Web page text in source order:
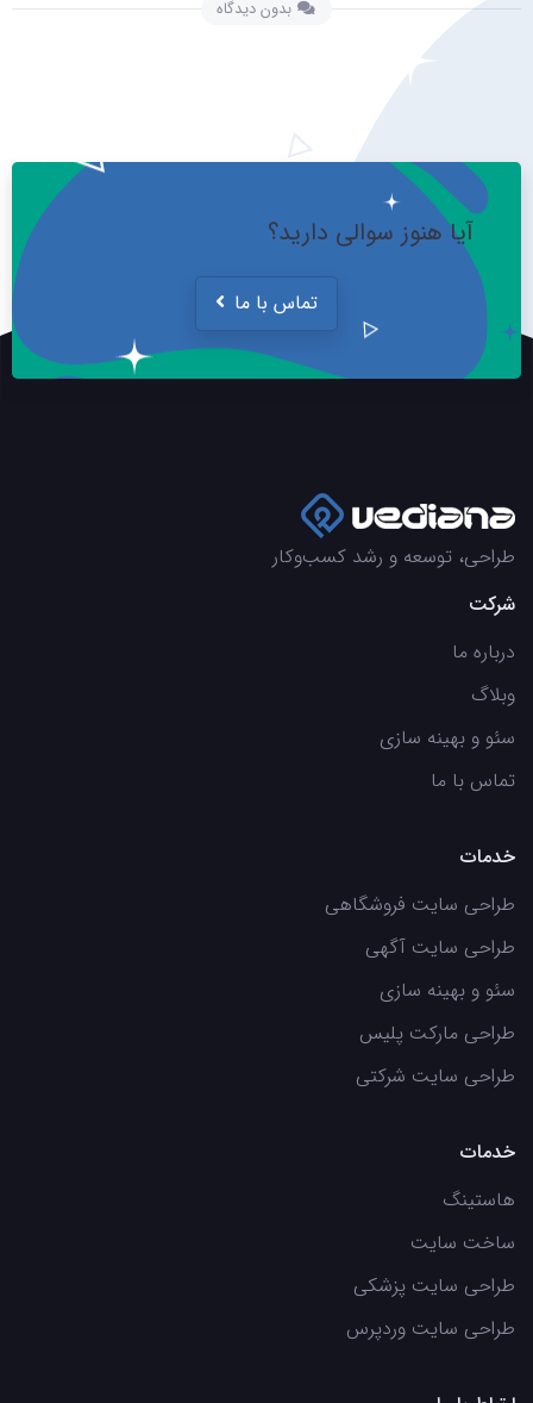
بدون دیدگاه
آیا هنوز سوالی دارید؟
تماس با ما
طراحی، توسعه و رشد کسب‌وکار
شرکت
درباره ما
وبلاگ
سئو و بهینه سازی
تماس با ما
خدمات
طراحی سایت فروشگاهی
طراحی سایت آگهی
سئو و بهینه سازی
طراحی مارکت پلیس
طراحی سایت شرکتی
خدمات
هاستینگ
ساخت سایت
طراحی سایت پزشکی
طراحی سایت وردپرس